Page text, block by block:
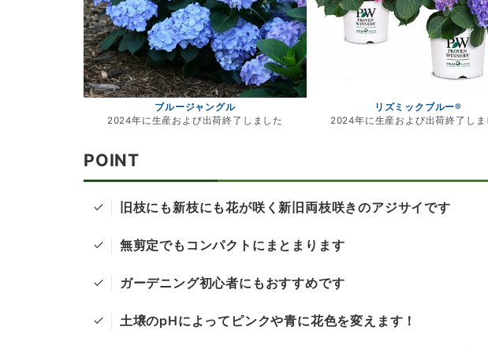
ブルージャングル
2024年に生産および出荷終了しました
リズミックブルー®
2024年に生産および出荷終了しま
POINT
旧枝にも新枝にも花が咲く新旧両枝咲きのアジサイです
無剪定でもコンパクトにまとまります
ガーデニング初心者にもおすすめです
土壌のpHによってピンクや青に花色を変えます！